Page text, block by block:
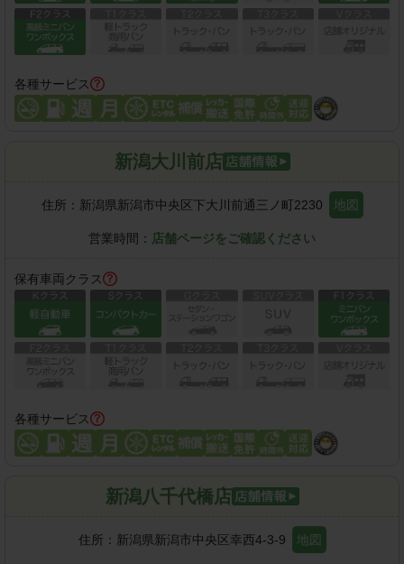
各種サービス
新潟大川前店
住所： 新潟県新潟市中央区下大川前通三ノ町2230 地図
営業時間： 店舗ページをご確認ください
保有車両クラス
各種サービス
新潟八千代橋店
住所： 新潟県新潟市中央区幸西4-3-9 地図